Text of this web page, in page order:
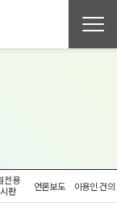
전용
판
언론보도 이용인 건의